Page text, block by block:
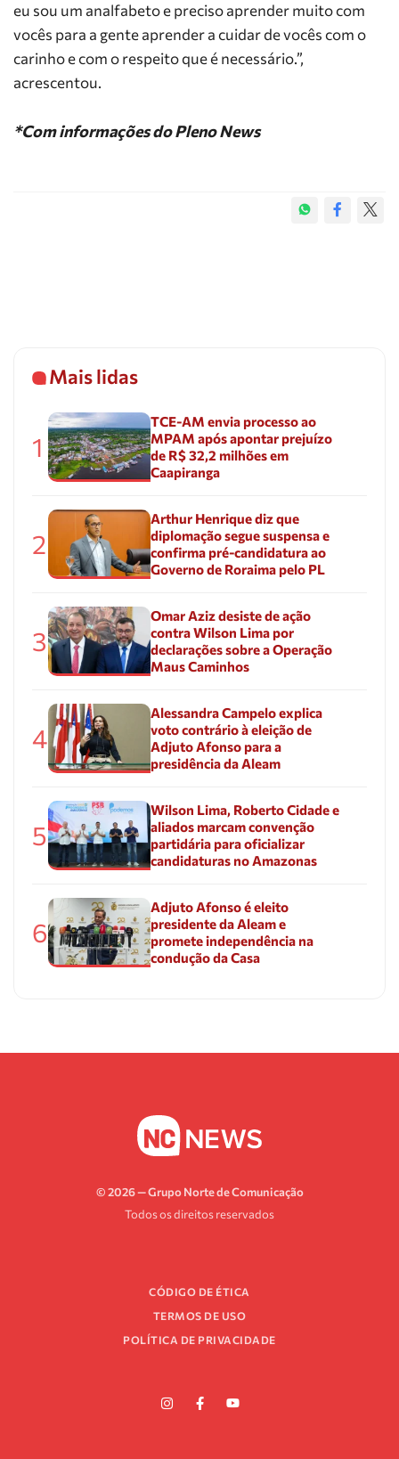
eu sou um analfabeto e preciso aprender muito com
vocês para a gente aprender a cuidar de vocês com o
carinho e com o respeito que é necessário.”,
acrescentou.
*Com informações do Pleno News
Mais lidas
1
TCE-AM envia processo ao
MPAM após apontar prejuízo
de R$ 32,2 milhões em
Caapiranga
2
Arthur Henrique diz que
diplomação segue suspensa e
confirma pré-candidatura ao
Governo de Roraima pelo PL
3
Omar Aziz desiste de ação
contra Wilson Lima por
declarações sobre a Operação
Maus Caminhos
4
Alessandra Campelo explica
voto contrário à eleição de
Adjuto Afonso para a
presidência da Aleam
5
Wilson Lima, Roberto Cidade e
aliados marcam convenção
partidária para oficializar
candidaturas no Amazonas
6
Adjuto Afonso é eleito
presidente da Aleam e
promete independência na
condução da Casa
© 2026 — Grupo Norte de Comunicação
Todos os direitos reservados
CÓDIGO DE ÉTICA
TERMOS DE USO
POLÍTICA DE PRIVACIDADE